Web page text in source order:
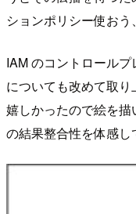
ションポリシー使おう
IAM のコントロール
についても改めて取り
嬉しかったので絵を
の結果整合性を体感し